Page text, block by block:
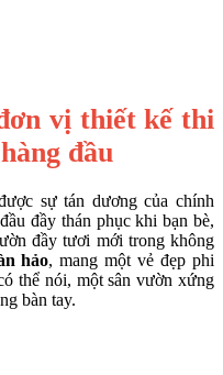
vị thiết kế thi
đầu
sự tán dương của chính
đầy thán phục khi bạn bè,
đầy tươi mới trong không
hảo, mang một vẻ đẹp phi
thể nói, một sân vườn xứng
bàn tay.